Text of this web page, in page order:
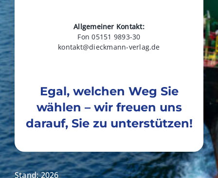
Allgemeiner Kontakt:
Fon 05151 9893-30
kontakt@dieckmann-verlag.de
Egal, welchen Weg Sie
wählen – wir freuen uns
darauf, Sie zu unterstützen!
Stand: 2026